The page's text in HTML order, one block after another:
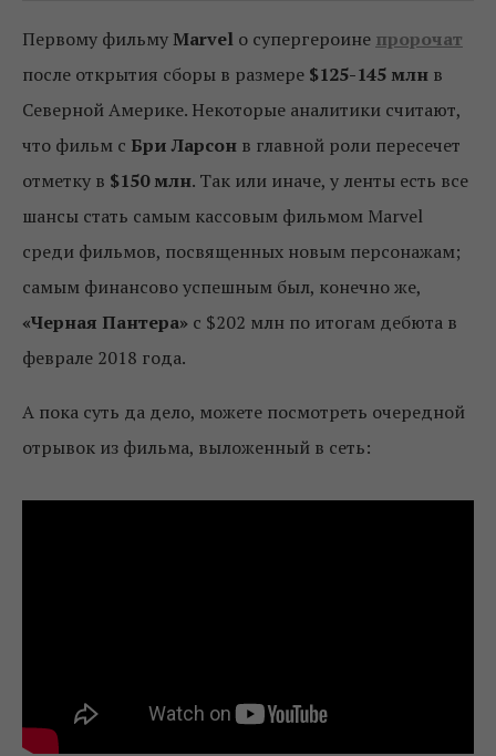
Первому фильмуMarvel о супергероине пророчат
после открытия сборы в размере $125-145 млн в
Северной Америке. Некоторые аналитики считают,
что фильм с Бри Ларсон в главной роли пересечет
отметку в $150 млн. Так или иначе, у ленты есть все
шансы стать самым кассовым фильмом Marvel
среди фильмов, посвященных новым персонажам;
самым финансово успешным был, конечно же,
«Черная Пантера» с $202 млн по итогам дебюта в
феврале 2018 года.
А пока суть да дело, можете посмотреть очередной
отрывок из фильма, выложенный в сеть: